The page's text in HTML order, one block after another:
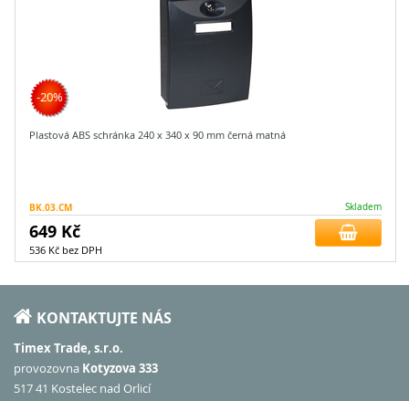
-20%
Plastová ABS schránka 240 x 340 x 90 mm černá matná
BK.03.CM Skladem
649 Kč
536 Kč bez DPH
KONTAKTUJTE NÁS
Timex Trade, s.r.o.
provozovna Kotyzova 333
517 41 Kostelec nad Orlicí